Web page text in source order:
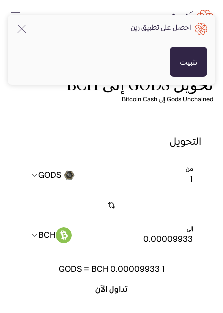
تحويل GODS إلى BCH
Gods Unchained إلى Bitcoin Cash
التحويل
من GODS
إلى BCH
1
GODS= BCH 0.00009933
تداول الآن
احصل على تطبيق رين
تثبيت